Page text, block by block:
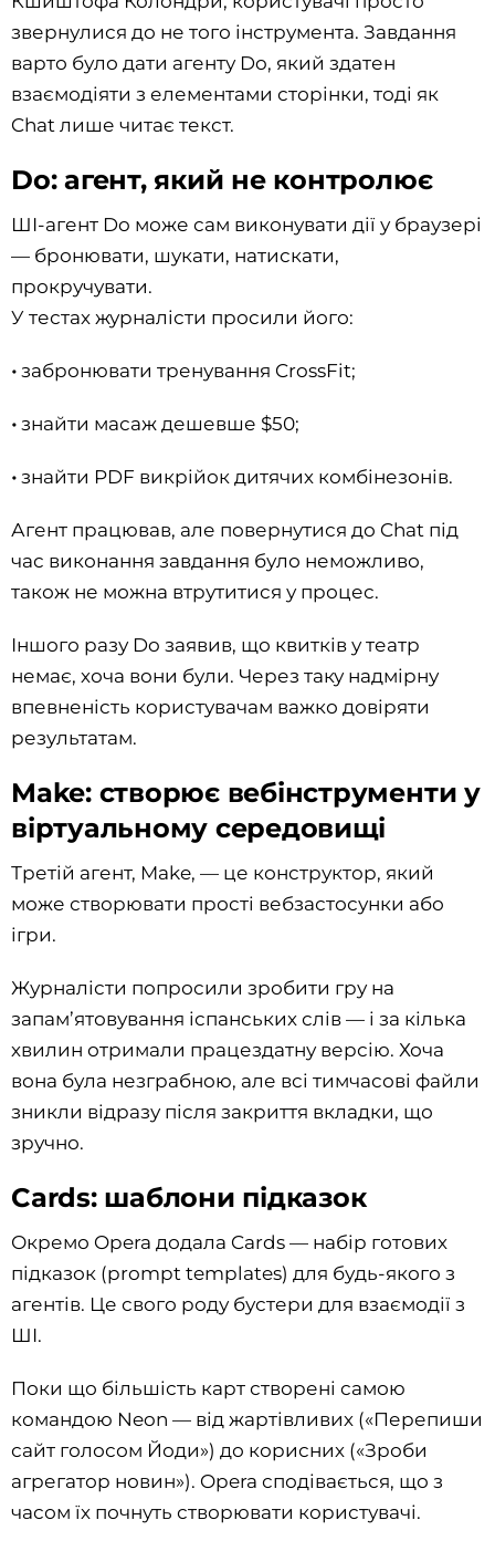
звернулися до не того інструмента. Завдання
варто було дати агенту Do, який здатен
взаємодіяти з елементами сторінки, тоді як
Chat лише читає текст.
Do: агент, який не контролює
ШІ-агент Do може сам виконувати дії у браузері
— бронювати, шукати, натискати,
прокручувати.
У тестах журналісти просили його:
• забронювати тренування CrossFit;
• знайти масаж дешевше $50;
• знайти PDF викрійок дитячих комбінезонів.
Агент працював, але повернутися до Chat під
час виконання завдання було неможливо,
також не можна втрутитися у процес.
Іншого разу Do заявив, що квитків у театр
немає, хоча вони були. Через таку надмірну
впевненість користувачам важко довіряти
результатам.
Make: створює вебінструменти у
віртуальному середовищі
Третій агент, Make, — це конструктор, який
може створювати прості вебзастосунки або
ігри.
Журналісти попросили зробити гру на
запам’ятовування іспанських слів — і за кілька
хвилин отримали працездатну версію. Хоча
вона була незграбною, але всі тимчасові файли
зникли відразу після закриття вкладки, що
зручно.
Cards: шаблони підказок
Окремо Opera додала Cards — набір готових
підказок (prompt templates) для будь-якого з
агентів. Це свого роду бустери для взаємодії з
ШІ.
Поки що більшість карт створені самою
командою Neon — від жартівливих («Перепиши
сайт голосом Йоди») до корисних («Зроби
агрегатор новин»). Opera сподівається, що з
часом їх почнуть створювати користувачі.